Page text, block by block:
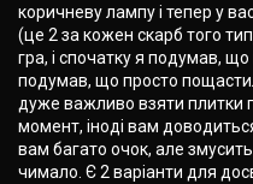
коричневу лампу і тепер у
(це 2 за кожен скарб того
гра, і спочатку я подумав,
подумав, що просто
дуже важливо взяти плитки
момент, іноді вам
вам багато очок, але
чимало. Є 2 варіанти для